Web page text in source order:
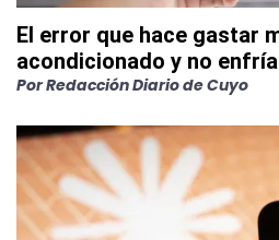
El error que hace gastar
acondicionado y no
PorRedacción Diario de Cuyo